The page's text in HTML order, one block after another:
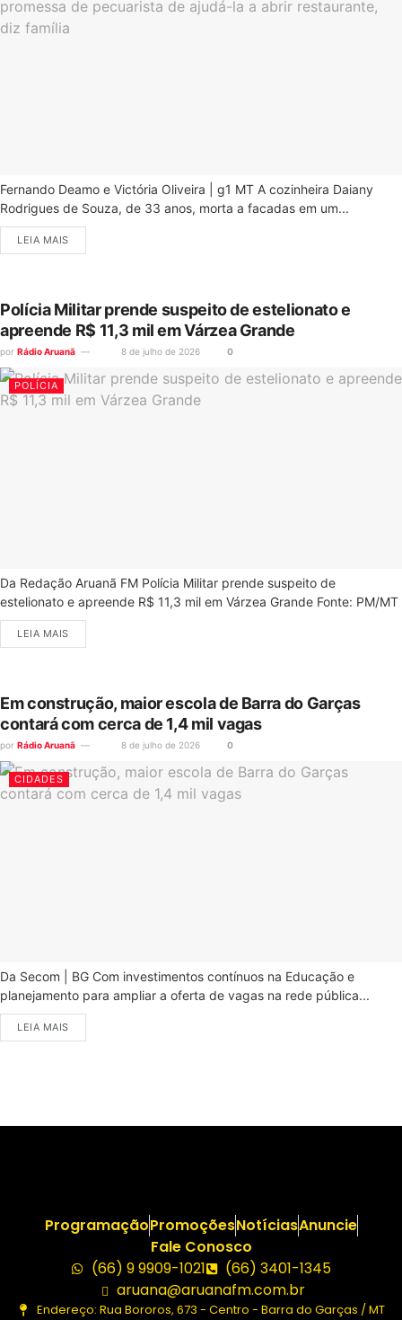
Fernando Deamo e Victória Oliveira | g1 MT A cozinheira Daiany
Rodrigues de Souza, de 33 anos, morta a facadas em um...
LEIA MAIS
Polícia Militar prende suspeito de estelionato e
apreende R$ 11,3 mil em Várzea Grande
por Rádio Aruanã 8 de julho de 2026 0
POLÍCIA
Da Redação Aruanã FM Polícia Militar prende suspeito de
estelionato e apreende R$ 11,3 mil em Várzea Grande Fonte: PM/MT
LEIA MAIS
Em construção, maior escola de Barra do Garças
contará com cerca de 1,4 mil vagas
por Rádio Aruanã 8 de julho de 2026 0
CIDADES
Da Secom | BG Com investimentos contínuos na Educação e
planejamento para ampliar a oferta de vagas na rede pública...
LEIA MAIS
ProgramaçãoPromoçõesNotíciasAnuncie
Fale Conosco
(66) 9 9909-1021
(66) 3401-1345
aruana@aruanafm.com.br
Endereço: Rua Bororos, 673 - Centro - Barra do Garças / MT